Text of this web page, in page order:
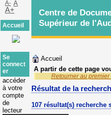
Accueil
A partir de cette page
Retourner au
Résultat de la
107 résultat(s)
Centre de
Supérieur de
A- A
A+
Accueil
Se
connect
er
accéder
à votre
compte
de
lecteur